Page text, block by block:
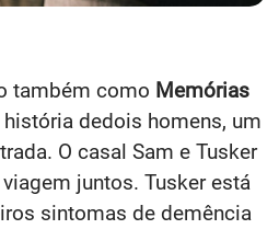
também como Memórias
dedois homens, um
O casal Sam e Tusker
juntos. Tusker está
sintomas de demência